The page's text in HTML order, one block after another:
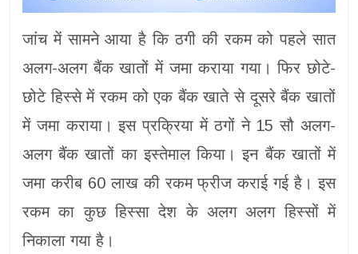
जांच में सामने आया है कि ठगी की रकम को पहले सात
अलग-अलग बैंक खातों में जमा कराया गया। फिर छोटे-
छोटे हिस्से में रकम को एक बैंक खाते से दूसरे बैंक खातों
में जमा कराया। इस प्रक्रिया में ठगों ने 15 सौ अलग-
अलग बैंक खातों का इस्तेमाल किया। इन बैंक खातों में
जमा करीब 60 लाख की रकम फ्रीज कराई गई है। इस
रकम का कुछ हिस्सा देश के अलग अलग हिस्सों में
निकाला गया है।